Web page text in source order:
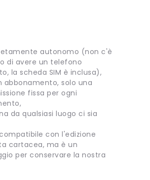
autonomo (non c'è
di avere un telefono
la scheda SIM è inclusa),
abbonamento, solo una
fissa per ogni
da qualsiasi luogo ci sia
con l'edizione
cartacea, ma è un
per conservare la nostra